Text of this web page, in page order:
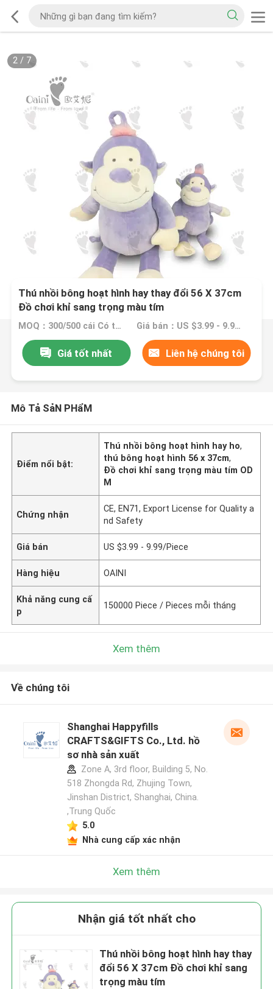
2/ 7
Thú nhồi bông hoạt hình hay thay đổi 56 X 37cm
Đồ chơi khỉ sang trọng màu tím
MOQ：300/500 cái Có thể thương lượng Giá bán：US $3.99 - 9.99/Piece
Giá tốt nhất Liên hệ chúng tôi
Mô Tả SảN PHẩM
Điểm nổi bật:
Thú nhồi bông hoạt hình hay ho,
thú bông hoạt hình 56 x 37cm,
Đồ chơi khỉ sang trọng màu tím OD
M
Chứng nhận
CE, EN71, Export License for Quality a
nd Safety
Giá bán US $3.99 - 9.99/Piece
Hàng hiệu OAINI
Khả năng cung cấ
p
150000 Piece / Pieces mỗi tháng
Xem thêm
Về chúng tôi
Shanghai Happyfills
CRAFTS&GIFTS Co., Ltd. hồ
sơ nhà sản xuất
Zone A, 3rd floor, Building 5, No.
518 Zhongda Rd, Zhujing Town,
Jinshan District, Shanghai, China.
,Trung Quốc
5.0
Nhà cung cấp xác nhận
Xem thêm
Nhận giá tốt nhất cho
Thú nhồi bông hoạt hình hay thay
đổi 56 X 37cm Đồ chơi khỉ sang
trọng màu tím